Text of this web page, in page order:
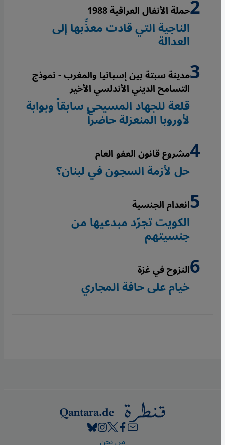
حملة الأنفال العراقية 1988
الناجية التي قادت معذِّبها إلى
العدالة
مدينة سبتة بين إسبانيا والمغرب - نموذج
التسامح الديني الأندلسي الأخير
قلعة للجهاد المسيحي سابقاً وبوابة
لأوروبا المنعزلة حاضراً
مشروع قانون العفو العام
حل لأزمة السجون في لبنان؟
انعدام الجنسية
الكويت تجرّد مبدعيها من
جنسيتهم
النزوح في غزة
خيام على حافة المجاري